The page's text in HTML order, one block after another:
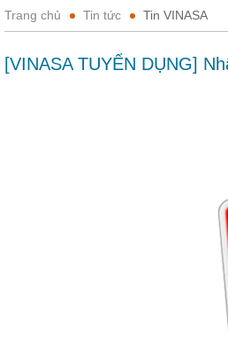
Trang chủ Tin tức Tin VINASA
[VINASA TUYỂN DỤNG]